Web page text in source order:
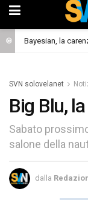
SVN solovelanet
Big Blu,
Sabato
salone della
dalla